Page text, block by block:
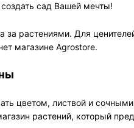
сад Вашей мечты!
растениями. Для
магазине Agrostore.
цветом, листвой и
растений, который